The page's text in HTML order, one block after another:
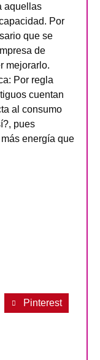
aquellas
Por
que se
de
mejorarlo.
: Por regla
cuentan
al consumo
pues
energía que
Pinterest